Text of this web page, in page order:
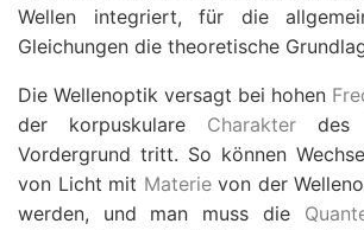
Wellen integriert, für die
Gleichungen die theoretische
Die Wellenoptik versagt bei hohen
der korpuskulare Charakterdes
Vordergrund tritt. So können
von Licht mit Materievon der
werden, und man muss die